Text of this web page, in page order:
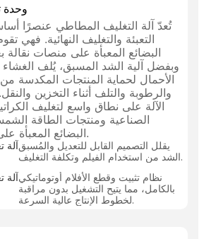
تُعدّ آلة التغليف المطاطي عنصرًا
التعبئة والتغليف النهائية. فهي
البضائع المعبأة على منصات
وبفضل آلية الشد المسبق، يُلف
الأحمال لحماية المنتجات المكدسة من
والرطوبة والتلف أثناء التخزين
الآلة على نطاق واسع لتغليف
الصناعية ومنتجات الطاقة
البضائع المعبأة على منصات نقالة.
يقلل التصميم القابل للتعديل والمُسبق
الشد من استخدام الفيلم وتكلفة التغليف.
نظام تثبيت وقطع الأفلام أوتوماتيكي
بالكامل، مما يتيح التشغيل بدون مراقبة
لخطوط الإنتاج عالية السرعة.